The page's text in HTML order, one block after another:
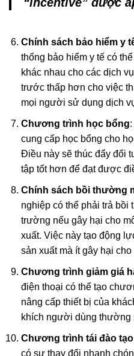
Chính sách bảo hiểm y
thống bảo hiểm y tế có
khác nhau cho các dịch
trước thấp hơn cho việc
mọi người sử dụng dịch
Chương trình học bổng
cung cấp học bổng cho
Điều này sẽ thúc đẩy đối
tập tốt hơn để đạt được
Chính sách bồi thường
nghiệp có thể phải trả
trường nếu gây hại cho
xuất. Việc này tạo động
sản xuất mà ít gây hại
Chương trình giảm giá
điện thoại có thể tạo
nâng cấp thiết bị của
khích người dùng thường
Chương trình tái đào
có sự thay đổi nhanh